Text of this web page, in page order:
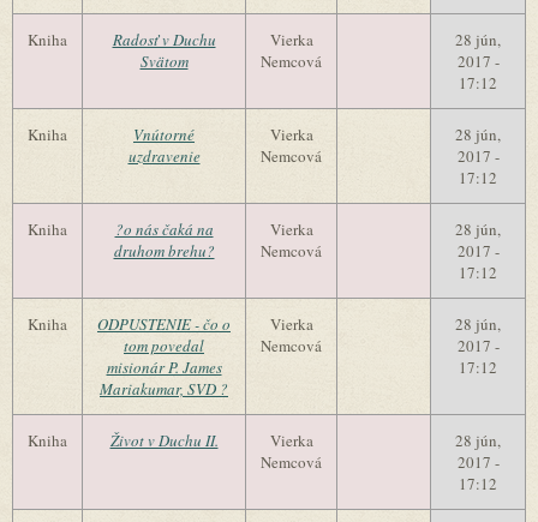
Kniha
Radosť v Duchu
Svätom
Vierka
Nemcová
28 jún,
2017 -
17:12
Kniha
Vnútorné
uzdravenie
Vierka
Nemcová
28 jún,
2017 -
17:12
Kniha
?o nás čaká na
druhom brehu?
Vierka
Nemcová
28 jún,
2017 -
17:12
Kniha
ODPUSTENIE - čo o
tom povedal
misionár P. James
Mariakumar, SVD ?
Vierka
Nemcová
28 jún,
2017 -
17:12
Kniha Život v Duchu II.
Vierka
Nemcová
28 jún,
2017 -
17:12